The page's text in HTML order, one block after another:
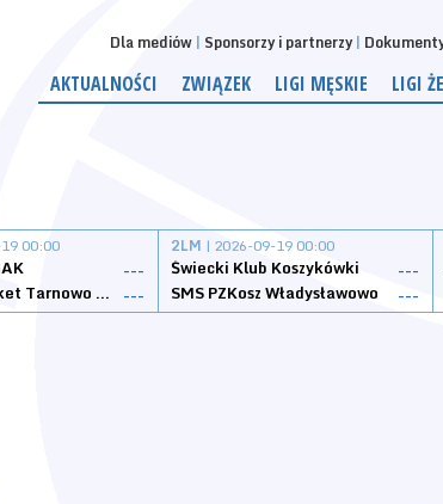
Dla mediów Sponsorzy i partnerzy
AKTUALNOŚCI ZWIĄZEK LIGI MĘSKIE LIGI
00:00
---
Tarnovia Basket Tarnowo Podgórne ---
2LM | 2026-09-19 00:00
Świecki Klub Koszykówki
---
SMS PZKosz Władysławowo
---